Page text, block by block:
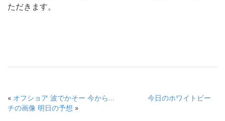
ただきます。
« オフショア 波でかそー 今から…
今日のホワイトビー
チの画像 明日の予想 »